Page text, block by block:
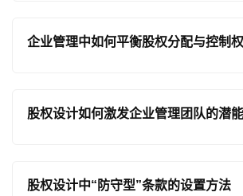
企业管理中如何平衡股权分配与控制权
股权设计如何激发企业管理团队的潜能
股权设计中“防守型”条款的设置方法